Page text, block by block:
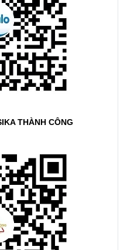
THÀNH CÔNG